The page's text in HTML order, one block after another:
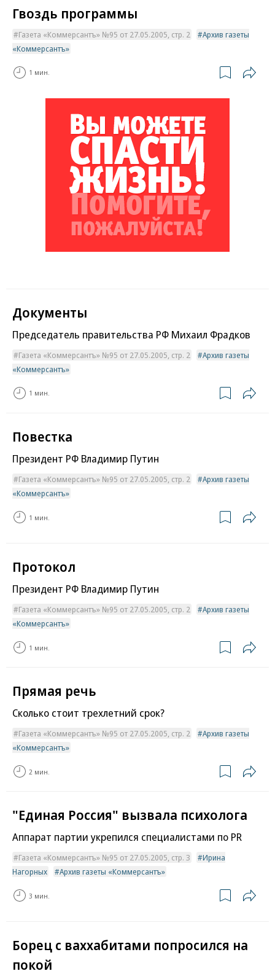
Гвоздь программы
Газета «Коммерсантъ» №95 от 27.05.2005, стр. 2
Архив газеты
«Коммерсантъ»
1 мин.
Документы
Председатель правительства РФ Михаил Фрадков
Газета «Коммерсантъ» №95 от 27.05.2005, стр. 2
Архив газеты
«Коммерсантъ»
1 мин.
Повестка
Президент РФ Владимир Путин
Газета «Коммерсантъ» №95 от 27.05.2005, стр. 2
Архив газеты
«Коммерсантъ»
1 мин.
Протокол
Президент РФ Владимир Путин
Газета «Коммерсантъ» №95 от 27.05.2005, стр. 2
Архив газеты
«Коммерсантъ»
1 мин.
Прямая речь
Сколько стоит трехлетний срок?
Газета «Коммерсантъ» №95 от 27.05.2005, стр. 2
Архив газеты
«Коммерсантъ»
2 мин.
"Единая Россия" вызвала психолога
Аппарат партии укрепился специалистами по PR
Газета «Коммерсантъ» №95 от 27.05.2005, стр. 3
Ирина
Нагорных
Архив газеты «Коммерсантъ»
3 мин.
Борец с ваххабитами попросился на
покой